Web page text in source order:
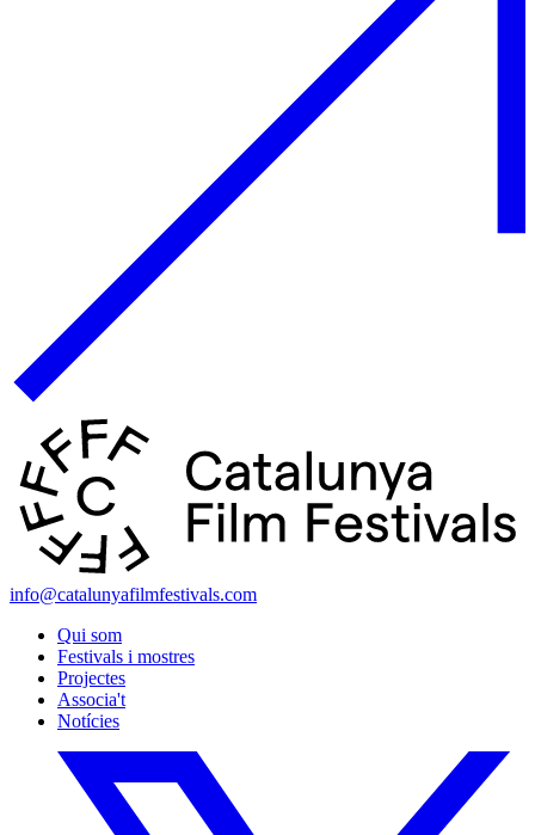
info@catalunyafilmfestivals.com
Qui som
Festivals i mostres
Projectes
Associa't
Notícies